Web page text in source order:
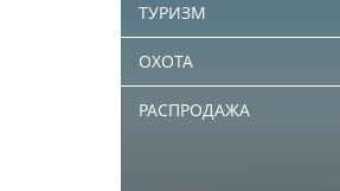
ТУРИЗМ
ОХОТА
РАСПРОДАЖА